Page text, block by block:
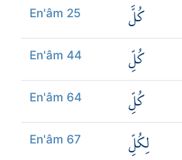
En'âm 25 كُلَّ
En'âm 44 كُلِّ
En'âm 64 كُلِّ
En'âm 67 لِكُلِّ